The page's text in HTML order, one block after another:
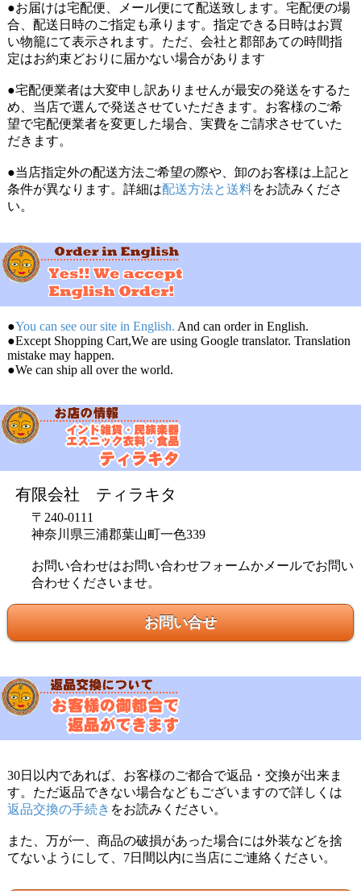
●お届けは宅配便、メール便にて配送致します。宅配便の場
合、配送日時のご指定も承ります。指定できる日時はお買
い物籠にて表示されます。ただ、会社と郡部あての時間指
定はお約束どおりに届かない場合があります
●宅配便業者は大変申し訳ありませんが最安の発送をするた
め、当店で選んで発送させていただきます。お客様のご希
望で宅配便業者を変更した場合、実費をご請求させていた
だきます。
●当店指定外の配送方法ご希望の際や、卸のお客様は上記と
条件が異なります。詳細は配送方法と送料をお読みくださ
い。
●You can see our site in English. And can order in English.
●Except Shopping Cart,We are using Google translator. Translation
mistake may happen.
●We can ship all over the world.
有限会社 ティラキタ
〒240-0111
神奈川県三浦郡葉山町一色339
お問い合わせはお問い合わせフォームかメールでお問い
合わせくださいませ。
お問い合せ
30日以内であれば、お客様のご都合で返品・交換が出来ま
す。ただ返品できない場合などもございますので詳しくは
返品交換の手続き をお読みください。
また、万が一、商品の破損があった場合には外装などを捨
てないようにして、7日間以内に当店にご連絡ください。